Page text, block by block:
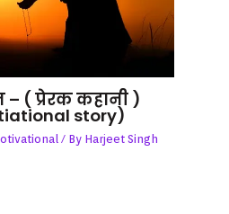
– ( प्रेरक कहानी )
story)
/ By Harjeet Singh